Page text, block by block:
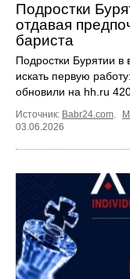
Подростки
отдавая
бариста
Подростки Бурятии в
искать первую
обновили на hh.ru
Источник: Babr24.com.
03.06.2026